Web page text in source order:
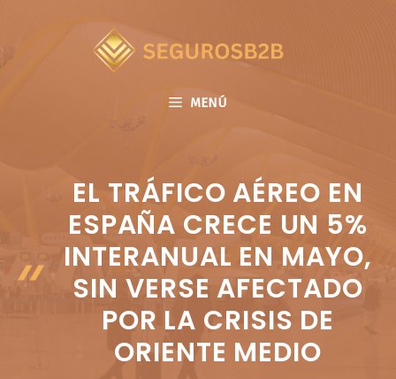
MENÚ
EL TRÁFICO AÉREO EN
ESPAÑA CRECE UN 5%
INTERANUAL EN MAYO,
SIN VERSE AFECTADO
POR LA CRISIS DE
ORIENTE MEDIO